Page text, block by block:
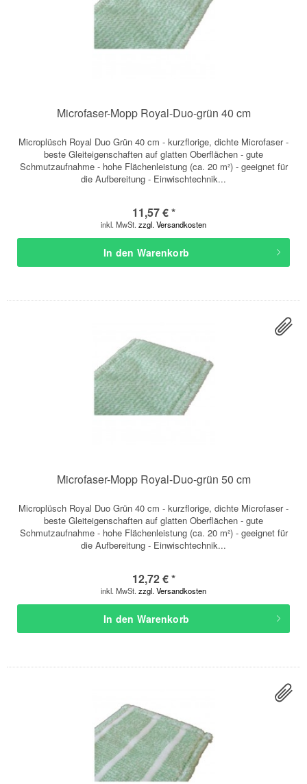
Microfaser-Mopp Royal-Duo-grün 40 cm
Microplüsch Royal Duo Grün 40 cm - kurzflorige, dichte Microfaser -
beste Gleiteigenschaften auf glatten Oberflächen - gute
Schmutzaufnahme - hohe Flächenleistung (ca. 20 m²) - geeignet für
die Aufbereitung - Einwischtechnik...
11,57 € *
inkl. MwSt. zzgl. Versandkosten
In den Warenkorb
Microfaser-Mopp Royal-Duo-grün 50 cm
Microplüsch Royal Duo Grün 40 cm - kurzflorige, dichte Microfaser -
beste Gleiteigenschaften auf glatten Oberflächen - gute
Schmutzaufnahme - hohe Flächenleistung (ca. 20 m²) - geeignet für
die Aufbereitung - Einwischtechnik...
12,72 € *
inkl. MwSt. zzgl. Versandkosten
In den Warenkorb